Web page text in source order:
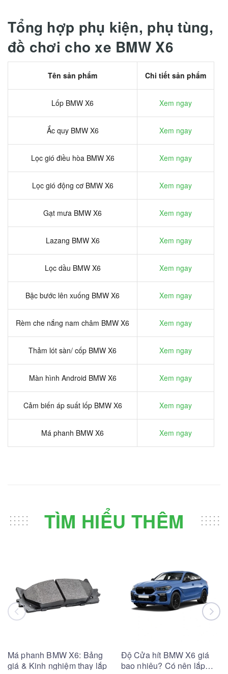
Tổng hợp phụ kiện, phụ tùng,
đồ chơi cho xe BMW X6
Tên sản phẩm Chi tiết sản phẩm
Lốp BMW X6 Xem ngay
Ắc quy BMW X6 Xem ngay
Lọc gió điều hòa BMW X6 Xem ngay
Lọc gió động cơ BMW X6 Xem ngay
Gạt mưa BMW X6 Xem ngay
Lazang BMW X6 Xem ngay
Lọc dầu BMW X6 Xem ngay
Bậc bước lên xuống BMW X6 Xem ngay
Rèm che nắng nam châm BMW X6 Xem ngay
Thảm lót sàn/ cốp BMW X6 Xem ngay
Màn hình Android BMW X6 Xem ngay
Cảm biến áp suất lốp BMW X6 Xem ngay
Má phanh BMW X6 Xem ngay
TÌM HIỂU THÊM
Má phanh BMW X6: Bảng
giá & Kinh nghiệm thay lắp
Độ Cửa hít BMW X6 giá
bao nhiêu? Có nên lắp